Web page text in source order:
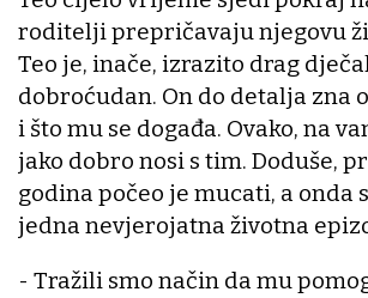
roditelji prepričavaju njegovu
Teo je, inače, izrazito drag
dobroćudan. On do detalja zna
i što mu se događa. Ovako, na
jako dobro nosi s tim. Doduše,
godina počeo je mucati, a onda
jedna nevjerojatna životna
- Tražili smo način da mu